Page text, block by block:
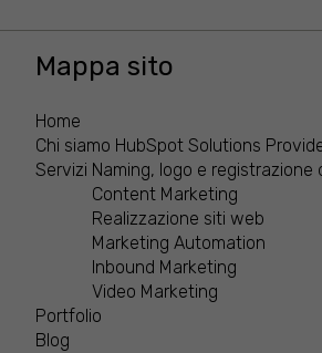
Mappa sito
Home
Chi siamo HubSpot Solutions
Servizi Naming, logo e registrazione
Content Marketing
Realizzazione siti web
Marketing Automation
Inbound Marketing
Video Marketing
Portfolio
Blog